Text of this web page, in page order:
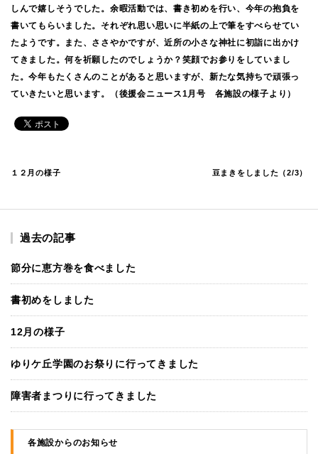
しんで嬉しそうでした。余暇活動では、書き初めを行い、今年の抱負を
書いてもらいました。それぞれ思い思いに半紙の上で筆をすべらせてい
たようです。また、ささやかですが、近所の小さな神社に初詣に出かけ
てきました。何を祈願したのでしょうか？笑顔でお参りをしていまし
た。今年もたくさんのことがあると思いますが、新たな気持ちで頑張っ
ていきたいと思います。（後援会ニュース1月号 各施設の様子より）
１２月の様子 豆まきをしました（2/3）
過去の記事
節分に恵方巻を食べました
書初めをしました
12月の様子
ゆりケ丘学園のお祭りに行ってきました
障害者まつりに行ってきました
各施設からのお知らせ